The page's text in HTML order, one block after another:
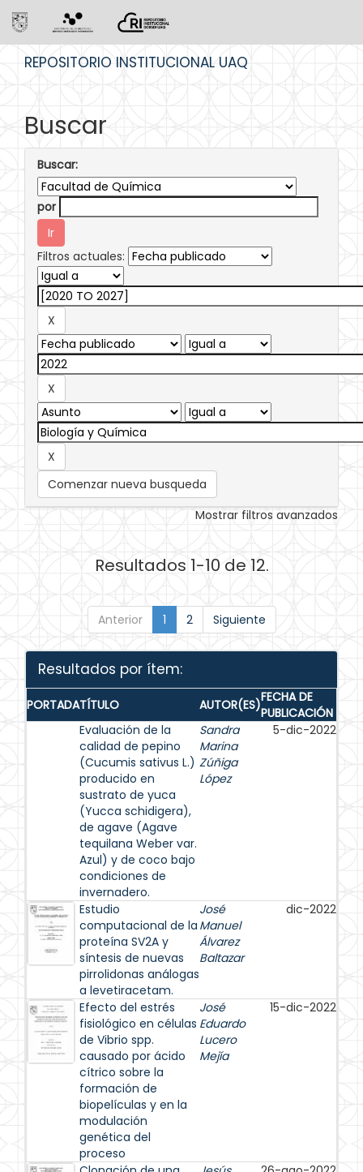
REPOSITORIO INSTITUCIONAL UAQ
Buscar
Buscar:
por
Filtros actuales:
Comenzar nueva busqueda
Mostrar filtros avanzados
Resultados 1-10 de 12.
Anterior 1 2 Siguiente
Resultados por ítem:
PORTADATÍTULO AUTOR(ES)FECHA DE
PUBLICACIÓN
Evaluación de la
calidad de pepino
(Cucumis sativus L.)
producido en
sustrato de yuca
(Yucca schidigera),
de agave (Agave
tequilana Weber var.
Azul) y de coco bajo
condiciones de
invernadero.
Sandra
Marina
Zúñiga
López
5-dic-2022
Estudio
computacional de la
proteína SV2A y
síntesis de nuevas
pirrolidonas análogas
a levetiracetam.
José
Manuel
Álvarez
Baltazar
dic-2022
Efecto del estrés
fisiológico en células
de Vibrio spp.
causado por ácido
cítrico sobre la
formación de
biopelículas y en la
modulación
genética del
proceso
José
Eduardo
Lucero
Mejía
15-dic-2022